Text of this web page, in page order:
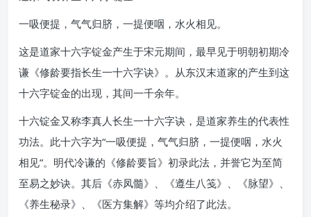
一吸便提，气气归脐，一提便咽，水火相见。
这是道家十六字锭金产生于宋元期间，最早见于明朝初期冷
谦《修龄要指长生一十六字诀》。从东汉末道家的产生到这
十六字锭金的出现，其间一千余年。
十六锭金又称李真人长生一十六字诀，是道家养生的代表性
功法。此十六字为“一吸便提，气气归脐，一提便咽，水火
相见”。明代冷谦的《修龄要旨》初录此法，并誉它为至简
至易之妙诀。其后《赤凤髓》、《遵生八笺》、《脉望》、
《养生秘录》、《医方集解》等均介绍了此法。